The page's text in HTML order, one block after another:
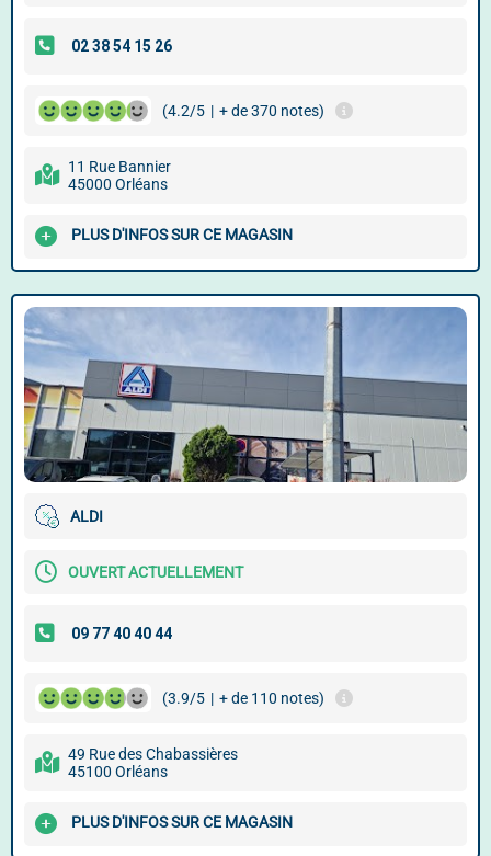
(4.2/5 | + de 370 notes)
11 Rue Bannier
45000 Orléans
PLUS D'INFOS SUR CE MAGASIN
ALDI
OUVERT ACTUELLEMENT
(3.9/5 | + de 110 notes)
49 Rue des Chabassières
45100 Orléans
PLUS D'INFOS SUR CE MAGASIN